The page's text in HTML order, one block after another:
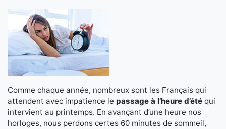
Comme chaque année, nombreux sont les Français qui
attendent avec impatience le passage à l’heure d’été qui
intervient au printemps. En avançant d’une heure nos
horloges, nous perdons certes 60 minutes de sommeil,